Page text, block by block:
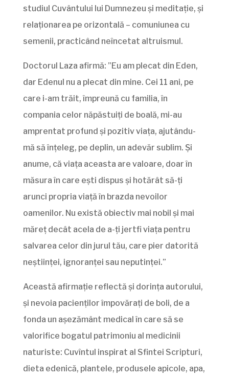
studiul Cuvântului lui Dumnezeu și meditație, și
relaționarea pe orizontală – comuniunea cu
semenii, practicând neîncetat altruismul.
Doctorul Laza afirmă: ”Eu am plecat din Eden,
dar Edenul nu a plecat din mine. Cei 11 ani, pe
care i-am trăit, împreună cu familia, în
compania celor năpăstuiţi de boală, mi-au
amprentat profund şi pozitiv viaţa, ajutându-
mă să înţeleg, pe deplin, un adevăr sublim. Şi
anume, că viaţa aceasta are valoare, doar în
măsura în care eşti dispus şi hotărât să-ţi
arunci propria viaţă în brazda nevoilor
oamenilor. Nu există obiectiv mai nobil şi mai
măreţ decât acela de a-ţi jertfi viaţa pentru
salvarea celor din jurul tău, care pier datorită
neştiinţei, ignoranţei sau neputinţei.”
Această afirmație reflectă și dorința autorului,
și nevoia pacienților împovărați de boli, de a
fonda un așezământ medical în care să se
valorifice bogatul patrimoniu al medicinii
naturiste: Cuvîntul inspirat al Sfintei Scripturi,
dieta edenică, plantele, produsele apicole, apa,